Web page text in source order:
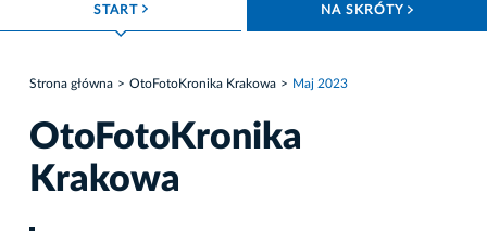
START ROZWIŃ MENU NA SKRÓTY
Strona główna OtoFotoKronika Krakowa Maj 2023
OtoFotoKronika
Krakowa